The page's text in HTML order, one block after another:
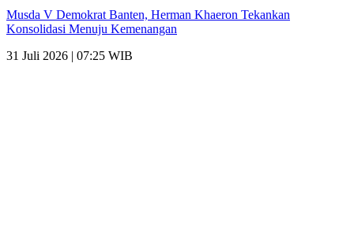
Musda V Demokrat Banten, Herman Khaeron Tekankan
Konsolidasi Menuju Kemenangan
31 Juli 2026 | 07:25 WIB